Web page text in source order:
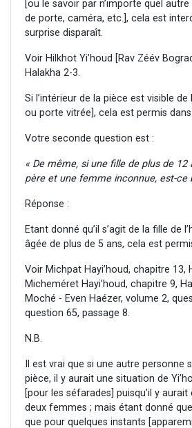
[ou le savoir par n’importe quel
de porte, caméra, etc.], cela est
surprise disparaît.
Voir Hilkhot Yi’houd [Rav Zéév
Halakha 2-3.
Si l’intérieur de la pièce est visible de
ou porte vitrée], cela est permis
Votre seconde question est :
« De même, si une fille de plus de 12
père et une femme inconnue, est-ce
Réponse :
Etant donné qu’il s’agit de la fille de
âgée de plus de 5 ans, cela est
Voir Michpat Hayi’houd, chapitre 13,
Micheméret Hayi’houd, chapitre 9,
Moché - Even Haézer, volume 2,
question 65, passage 8.
N.B.
Il est vrai que si une autre personne
pièce, il y aurait une situation de
[pour les séfarades] puisqu’il y
deux femmes ; mais étant donné
que pour quelques instants